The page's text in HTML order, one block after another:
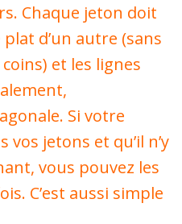
Chaque jeton doit
d’un autre (sans
et les lignes
Si votre
jetons et qu’il n’y
vous pouvez les
C’est aussi simple